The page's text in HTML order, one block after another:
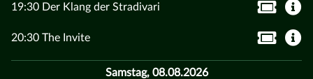
19:30 Der Klang der Stradivari
20:30 The Invite
Samstag, 08.08.2026